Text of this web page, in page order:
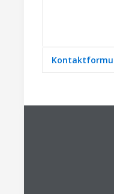
Eine